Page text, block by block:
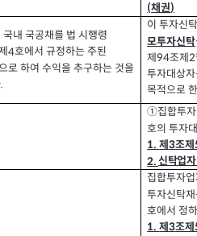
(채권)
국내 국공채를 법 시행령
4호에서 규정하는 주된
로 하여 수익을 추구하는 것을
.
이 투자신
모투자신탁
제94조제2
투자대상
목적으로
①집합투자
호의 투자
1.제3조제
2.신탁업
집합투자
투자신탁
호에서 정
1.제3조제